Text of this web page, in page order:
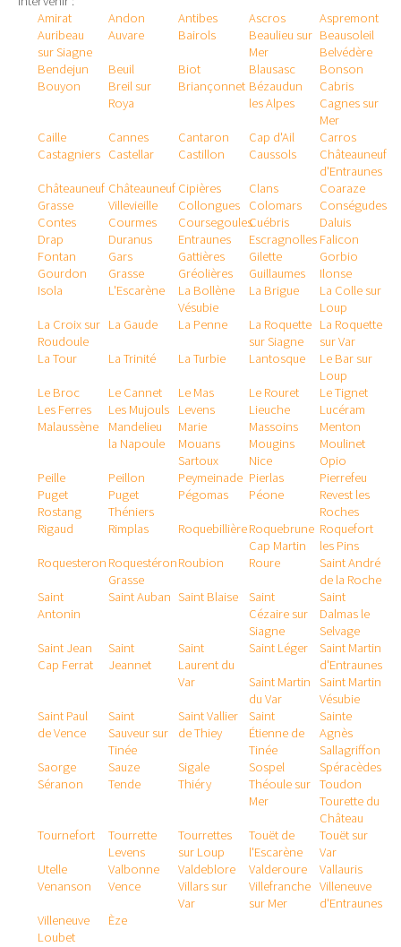
Amirat
Andon Antibes Ascros
Aspremont
Auribeau
sur Siagne
Auvare Bairols
Beaulieu sur
Mer
Beausoleil
Belvédère
Bendejun
Beuil Biot Blausasc
Bonson
Bouyon
Breil sur
Roya
Briançonnet Bézaudun
les Alpes
Cabris
Cagnes sur
Mer
Caille
Cannes Cantaron Cap d'Ail
Carros
Castagniers Castellar Castillon Caussols
Châteauneuf
d'Entraunes
Châteauneuf
Grasse
Châteauneuf
Villevieille
Cipières Clans
Coaraze
Collongues
Colomars
Conségudes
Contes
Courmes CoursegoulesCuébris
Daluis
Drap
Duranus Entraunes Escragnolles Falicon
Fontan
Gars Gattières Gilette
Gorbio
Gourdon
Grasse Gréolières Guillaumes
Ilonse
Isola
L'Escarène
La Bollène
Vésubie
La Brigue
La Colle sur
Loup
La Croix sur
Roudoule
La Gaude La Penne
La Roquette
sur Siagne
La Roquette
sur Var
La Tour
La Trinité La Turbie Lantosque
Le Bar sur
Loup
Le Broc
Le Cannet Le Mas Le Rouret
Le Tignet
Les Ferres
Les Mujouls Levens Lieuche
Lucéram
Malaussène
Mandelieu
la Napoule
Marie Massoins
Menton
Mouans
Sartoux
Mougins
Moulinet
Nice
Opio
Peille
Peillon Peymeinade Pierlas
Pierrefeu
Puget
Rostang
Puget
Théniers
Pégomas Péone
Revest les
Roches
Rigaud
Rimplas RoquebillièreRoquebrune
Cap Martin
Roquefort
les Pins
Roquesteron Roquestéron
Grasse
Roubion Roure
Saint André
de la Roche
Saint
Antonin
Saint Auban Saint Blaise
Saint
Cézaire sur
Siagne
Saint
Dalmas le
Selvage
Saint Jean
Cap Ferrat
Saint
Jeannet
Saint
Laurent du
Var
Saint Léger
Saint Martin
d'Entraunes
Saint Martin
du Var
Saint Martin
Vésubie
Saint Paul
de Vence
Saint
Sauveur sur
Tinée
Saint Vallier
de Thiey
Saint
Étienne de
Tinée
Sainte
Agnès
Sallagriffon
Saorge
Sauze Sigale Sospel
Spéracèdes
Séranon
Tende Thiéry
Théoule sur
Mer
Toudon
Tourette du
Château
Tournefort
Tourrette
Levens
Tourrettes
sur Loup
Touët de
l'Escarène
Touët sur
Var
Utelle
Valbonne Valdeblore Valderoure
Vallauris
Venanson
Vence
Villars sur
Var
Villefranche
sur Mer
Villeneuve
d'Entraunes
Villeneuve
Loubet
Èze